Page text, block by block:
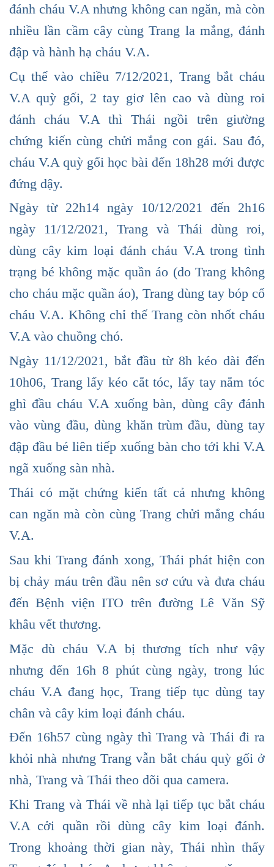
đánh cháu V.A nhưng không can ngăn, mà còn
nhiều lần cầm cây cùng Trang la mắng, đánh
đập và hành hạ cháu V.A.
Cụ thể vào chiều 7/12/2021, Trang bắt cháu
V.A quỳ gối, 2 tay giơ lên cao và dùng roi
đánh cháu V.A thì Thái ngồi trên giường
chứng kiến cùng chửi mắng con gái. Sau đó,
cháu V.A quỳ gối học bài đến 18h28 mới được
đứng dậy.
Ngày từ 22h14 ngày 10/12/2021 đến 2h16
ngày 11/12/2021, Trang và Thái dùng roi,
dùng cây kim loại đánh cháu V.A trong tình
trạng bé không mặc quần áo (do Trang không
cho cháu mặc quần áo), Trang dùng tay bóp cổ
cháu V.A. Không chỉ thế Trang còn nhốt cháu
V.A vào chuồng chó.
Ngày 11/12/2021, bắt đầu từ 8h kéo dài đến
10h06, Trang lấy kéo cắt tóc, lấy tay nắm tóc
ghì đầu cháu V.A xuống bàn, dùng cây đánh
vào vùng đầu, dùng khăn trùm đầu, dùng tay
đập đầu bé liên tiếp xuống bàn cho tới khi V.A
ngã xuống sàn nhà.
Thái có mặt chứng kiến tất cả nhưng không
can ngăn mà còn cùng Trang chửi mắng cháu
V.A.
Sau khi Trang đánh xong, Thái phát hiện con
bị chảy máu trên đầu nên sơ cứu và đưa cháu
đến Bệnh viện ITO trên đường Lê Văn Sỹ
khâu vết thương.
Mặc dù cháu V.A bị thương tích như vậy
nhưng đến 16h 8 phút cùng ngày, trong lúc
cháu V.A đang học, Trang tiếp tục dùng tay
chân và cây kim loại đánh cháu.
Đến 16h57 cùng ngày thì Trang và Thái đi ra
khỏi nhà nhưng Trang vẫn bắt cháu quỳ gối ở
nhà, Trang và Thái theo dõi qua camera.
Khi Trang và Thái về nhà lại tiếp tục bắt cháu
V.A cởi quần rồi dùng cây kim loại đánh.
Trong khoảng thời gian này, Thái nhìn thấy